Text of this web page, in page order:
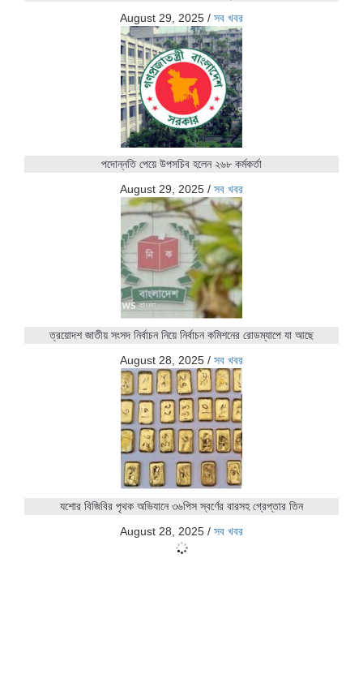
August 29, 2025 / সব খবর
পদোন্নতি পেয়ে উপসচিব হলেন ২৬৮ কর্মকর্তা
August 29, 2025 / সব খবর
ত্রয়োদশ জাতীয় সংসদ নির্বাচন নিয়ে নির্বাচন কমিশনের রোডম্যাপে যা আছে
August 28, 2025 / সব খবর
যশোর বিজিবির পৃথক অভিযানে ৩৬পিস স্বর্ণের বারসহ গ্রেপ্তার তিন
August 28, 2025 / সব খবর